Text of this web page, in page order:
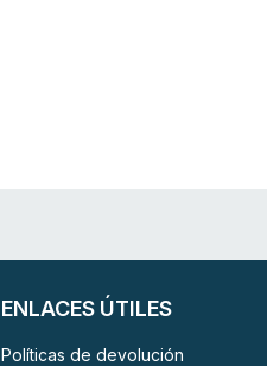
ENLACES ÚTILES
Políticas de devolución